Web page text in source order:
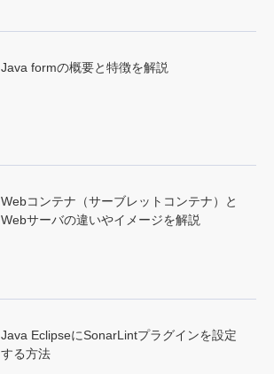
Java formの概要と特徴を解説
Webコンテナ（サーブレットコンテナ）と
Webサーバの違いやイメージを解説
Java EclipseにSonarLintプラグインを設定
する方法